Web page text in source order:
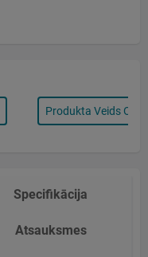
Produkta Veids
Specifikācija
Atsauksmes